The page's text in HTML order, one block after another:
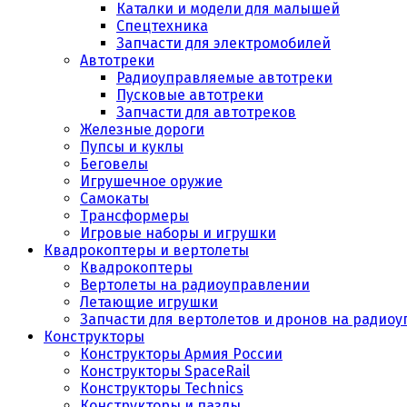
Каталки и модели для малышей
Спецтехника
Запчасти для электромобилей
Автотреки
Радиоуправляемые автотреки
Пусковые автотреки
Запчасти для автотреков
Железные дороги
Пупсы и куклы
Беговелы
Игрушечное оружие
Самокаты
Трансформеры
Игровые наборы и игрушки
Квадрокоптеры и вертолеты
Квадрокоптеры
Вертолеты на радиоуправлении
Летающие игрушки
Запчасти для вертолетов и дронов на
Конструкторы
Конструкторы Армия России
Конструкторы SpaceRail
Конструкторы Technics